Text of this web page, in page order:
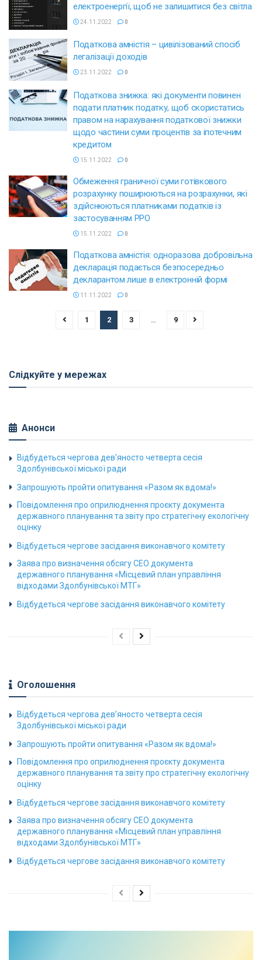
електроенергії, щоб не залишитися без світла
24.11.2022 0
Податкова амністія – цивілізований спосіб
легалізації доходів
23.11.2022 0
Податкова знижка: які документи повинен
подати платник податку, щоб скористатись
правом на нарахування податкової знижки
щодо частини суми процентів за іпотечним
кредитом
15.11.2022 0
Обмеження граничної суми готівкового
розрахунку поширюються на розрахунки, які
здійснюються платниками податків із
застосуванням РРО
15.11.2022 0
Податкова амністія: одноразова добровільна
декларація подається безпосередньо
декларантом лише в електронній формі
11.11.2022 0
1 2 3 9
Слідкуйте у мережах
Анонси
Відбудеться чергова дев’яносто четверта сесія
Здолбунівської міської ради
Запрошують пройти опитування «Разом як вдома!»
Повідомлення про оприлюднення проєкту документа
державного планування та звіту про стратегічну екологічну
оцінку
Відбудеться чергове засідання виконавчого комітету
Заява про визначення обсягу СЕО документа
державного планування «Місцевий план управління
відходами Здолбунівської МТГ»
Відбудеться чергове засідання виконавчого комітету
Оголошення
Відбудеться чергова дев’яносто четверта сесія
Здолбунівської міської ради
Запрошують пройти опитування «Разом як вдома!»
Повідомлення про оприлюднення проєкту документа
державного планування та звіту про стратегічну екологічну
оцінку
Відбудеться чергове засідання виконавчого комітету
Заява про визначення обсягу СЕО документа
державного планування «Місцевий план управління
відходами Здолбунівської МТГ»
Відбудеться чергове засідання виконавчого комітету